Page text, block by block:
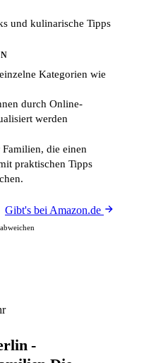
und kulinarische Tipps
Kategorien wie
durch Online-
werden
die einen
praktischen Tipps
Gibt's bei Amazon.de
-